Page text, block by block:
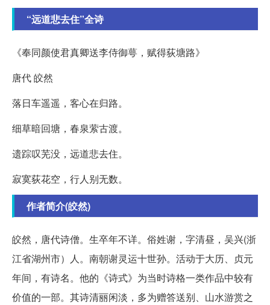
“远道悲去住”全诗
《奉同颜使君真卿送李侍御萼，赋得荻塘路》
唐代 皎然
落日车遥遥，客心在归路。
细草暗回塘，春泉萦古渡。
遗踪叹芜没，远道悲去住。
寂寞荻花空，行人别无数。
作者简介(皎然)
皎然，唐代诗僧。生卒年不详。俗姓谢，字清昼，吴兴(浙
江省湖州市）人。南朝谢灵运十世孙。活动于大历、贞元
年间，有诗名。他的《诗式》为当时诗格一类作品中较有
价值的一部。其诗清丽闲淡，多为赠答送别、山水游赏之